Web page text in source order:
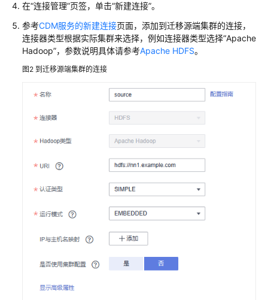
至
OBS
通
distcp
自
集
HDFS
据
MRS
用
在“连接管理”页签，单击“新建连接”。
参考CDM服务的新建连接页面，添加到迁移源端集群的连接，
连接器类型根据实际集群来选择，例如连接器类型选择“Apache
Hadoop”，参数说明具体请参考Apache HDFS。
图2 到迁移源端集群的连接